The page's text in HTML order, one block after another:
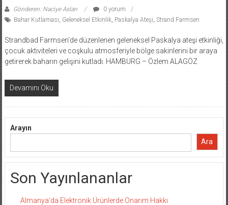
Gönderen: Naciye Aslan
0 yorum
Bahar Kutlaması Geleneksel Etkinlik, Paskalya Ateşi Strand Farmsen
Strandbad Farmsen’de düzenlenen geleneksel Paskalya ateşi etkinliği,
çocuk aktiviteleri ve coşkulu atmosferiyle bölge sakinlerini bir araya
getirerek baharın gelişini kutladı. HAMBURG – Özlem ALAGÖZ
Devamını Oku
Arayın
Ara
Son Yayınlananlar
Almanya’da Elektronik Ürünlerde Onarım Hakkı